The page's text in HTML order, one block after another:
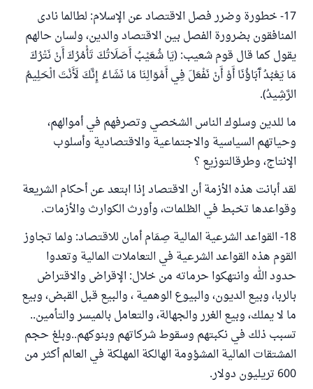
17- خطورة وضرر فصل الاقتصاد عن الإسلام: لطالما نادى
المنافقون بضرورة الفصل بين الاقتصاد والدين، ولسان حالهم
يقول كما قال قوم شعيب: (يَا شُعَيْبُ أَصَلَاتُكَ تَأْمُرُكَ أَنْ نَتْرُكَ
مَا يَعْبُدُ آَبَاؤُنَا أَوْ أَنْ نَفْعَلَ فِي أَمْوَالِنَا مَا نَشَاءُ إِنَّكَ لَأَنْتَ الْحَلِيمُ
الرَّشِيدُ).
ما للدين وسلوك الناس الشخصي وتصرفهم في أموالهم،
وحياتهم السياسية والاجتماعية والاقتصادية وأسلوب
الإنتاج، وطرقالتوزيع ؟
لقد أبانت هذه الأزمة أن الاقتصاد إذا ابتعد عن أحكام الشريعة
وقواعدها تخبط في الظلمات، وأورث الكوارث والأزمات.
18- القواعد الشرعية المالية صِمَام أمان للاقتصاد: ولما تجاوز
القوم هذه القواعد الشرعية في التعاملات المالية وتعدوا
حدود الله وانتهكوا حرماته من خلال: الإقراض والاقتراض
بالربا، وبيع الديون، والبيوع الوهمية ، والبيع قبل القبض، وبيع
ما لا يملك، وبيع الغرر والجهالة، والتعامل بالميسر والتأمين..
تسبب ذلك في نكبتهم وسقوط شركاتهم وبنوكهم..وبلغ حجم
المشتقات المالية المشؤومة الهالكة المهلكة في العالم أكثر من
600 تريليون دولار.